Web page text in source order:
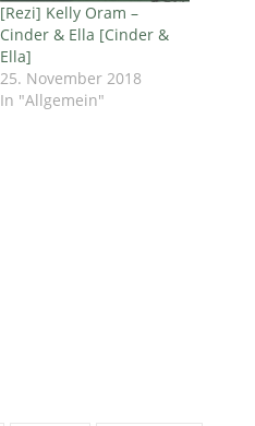
[Rezi] Kelly Oram –
Cinder & Ella [Cinder &
Ella]
25. November 2018
In "Allgemein"